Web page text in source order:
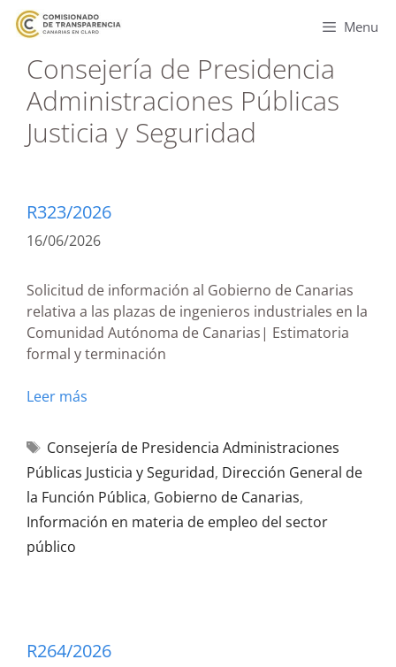
Menu
Consejería de Presidencia
Administraciones Públicas
Justicia y Seguridad
R323/2026
16/06/2026
Solicitud de información al Gobierno de Canarias
relativa a las plazas de ingenieros industriales en la
Comunidad Autónoma de Canarias| Estimatoria
formal y terminación
Leer más
Consejería de Presidencia Administraciones
Públicas Justicia y Seguridad, Dirección General de
la Función Pública, Gobierno de Canarias,
Información en materia de empleo del sector
público
R264/2026